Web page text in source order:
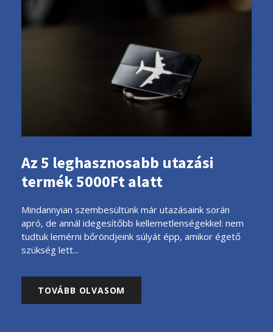
Az 5 leghasznosabb utazási
termék 5000Ft alatt
Mindannyian szembesültünk már utazásaink során
apró, de annál idegesítőbb kellemetlenségekkel: nem
tudtuk lemérni bőröndjeink súlyát épp, amikor égető
szükség lett...
TOVÁBB OLVASOM